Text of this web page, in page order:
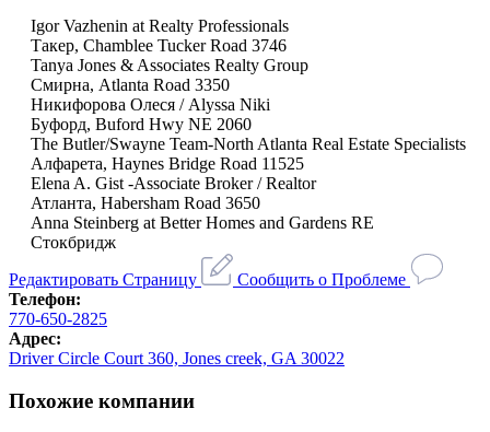
Igor Vazhenin at Realty Professionals
Такер, Chamblee Tucker Road 3746
Tanya Jones & Associates Realty Group
Смирна, Atlanta Road 3350
Никифорова Олеся / Alyssa Niki
Буфорд, Buford Hwy NE 2060
The Butler/Swayne Team-North Atlanta Real Estate Specialists
Алфарета, Haynes Bridge Road 11525
Elena A. Gist -Associate Broker / Realtor
Атланта, Habersham Road 3650
Anna Steinberg at Better Homes and Gardens RE
Стокбридж
Редактировать Страницу
Сообщить о Проблеме
Телефон:
770-650-2825
Адрес:
Driver Circle Court 360, Jones creek, GA 30022
Похожие компании